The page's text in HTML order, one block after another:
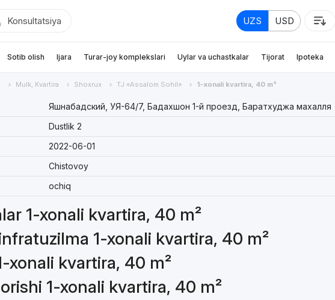
Konsultatsiya UZS USD
Sotib olish Ijara Turar-joy komplekslari Uylar va uchastkalar Tijorat Ipoteka
Mulk, Kvartira Shoxrux TJ «Assalom Sohil» 1-xonali kvartira, 40 m²
Яшнабадский, УЯ-64/7, Бадахшон 1-й проезд, Баратхуджа махалля
Dustlik 2
2022-06-01
Chistovoy
ochiq
1-xonali kvartira, 40 m²
1-xonali kvartira, 40 m²
xonali kvartira, 40 m²
1-xonali kvartira, 40 m²